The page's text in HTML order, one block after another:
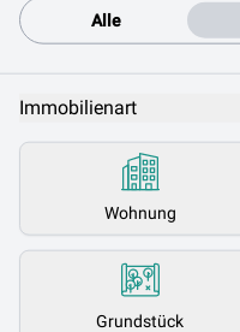
Alle
Immobilienart
Wohnung
Grundstück